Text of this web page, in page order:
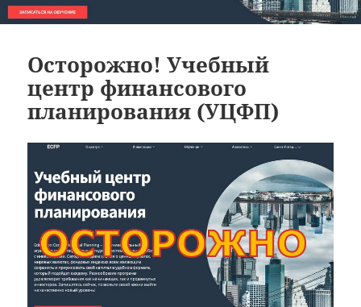
Осторожно! Учебный
центр финансового
планирования (УЦФП)